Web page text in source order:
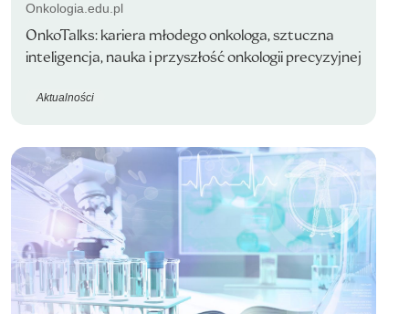
Onkologia.edu.pl
OnkoTalks: kariera młodego onkologa, sztuczna
inteligencja, nauka i przyszłość onkologii precyzyjnej
Aktualności